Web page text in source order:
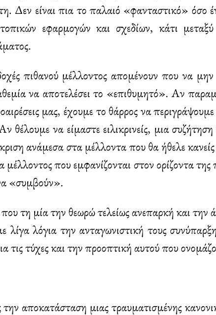
Δεν είναι πια το παλαιό «φανταστικό» όσο
εφαρμογών και σχεδίων, κάτι μεταξύ
πιθανού μέλλοντος απομένουν που να μην
να αποτελέσει το «επιθυμητό». Αν
μας, έχουμε το θάρρος να
θέλουμε να είμαστε ειλικρινείς, μια
ανάμεσα στα μέλλοντα που θα ήθελε
μέλλοντος που εμφανίζονται στον ορίζοντα
«συμβούν».
που τη μία την θεωρώ τελείως ανεπαρκή και την
λόγια την ανταγωνιστική τους
τις τύχες και την προοπτική αυτού που
αποκατάσταση μιας τραυματισμένης